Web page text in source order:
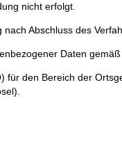
nicht erfolgt.
Abschluss des
Daten
für den Bereich der